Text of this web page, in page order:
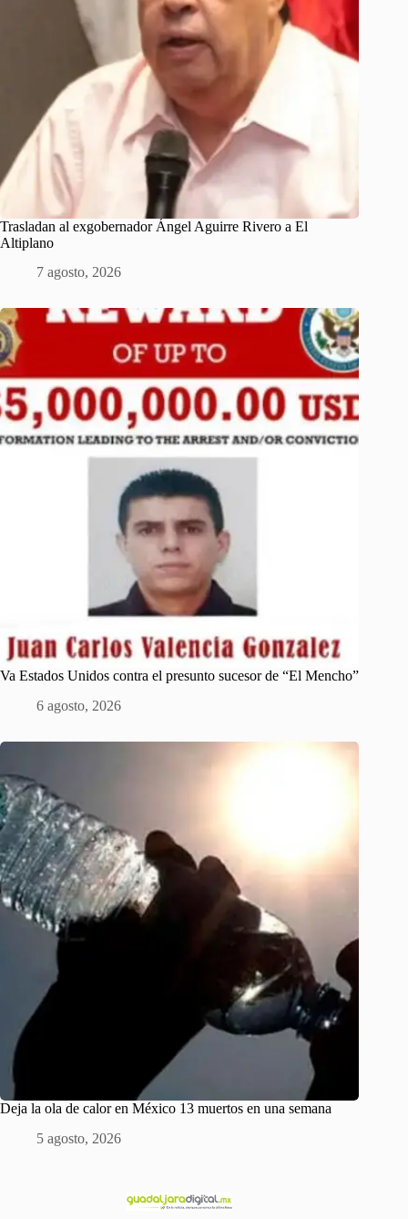
Trasladan al exgobernador Ángel Aguirre Rivero a El
Altiplano
7 agosto, 2026
Va Estados Unidos contra el presunto sucesor de “El Mencho”
6 agosto, 2026
Deja la ola de calor en México 13 muertos en una semana
5 agosto, 2026